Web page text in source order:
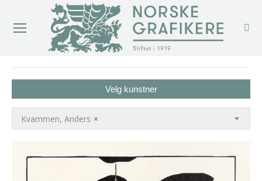
Velg kunstner
×
Kvammen, Anders